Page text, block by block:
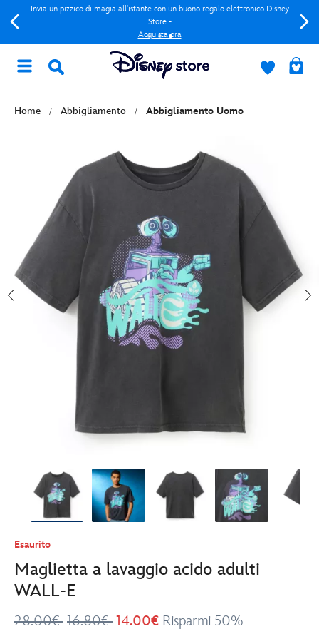
Invia un pizzico di magia all'istante con un buono regalo elettronico Disney
Store -
Acquista ora
Home Abbigliamento Abbigliamento Uomo
Esaurito
Maglietta a lavaggio acido adulti
WALL-E
28.00€ 16.80€ 14.00€ Risparmi 50%